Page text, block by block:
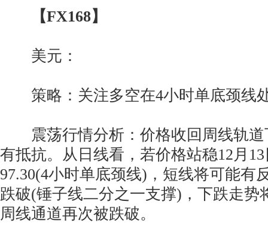
【FX168】
美元：
策略：关注多空在4小时单底颈线
震荡行情分析：价格收回周线轨道
有抵抗。从日线看，若价格站稳12月
97.30(4小时单底颈线)，短线将可能有
跌破(锤子线二分之一支撑)，下跌走势
周线通道再次被跌破。